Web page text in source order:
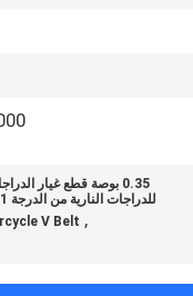
100000
0.35 بوصة قطع غيار
للدراجات النارية من الدرجة A ، 23100-KZL-9310-M1
,
V Belt